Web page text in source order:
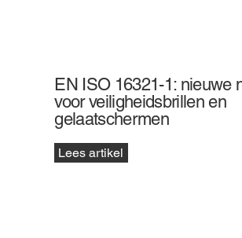
EN ISO 16321-1: nieuwe
voor veiligheidsbrillen en
gelaatschermen
Lees artikel